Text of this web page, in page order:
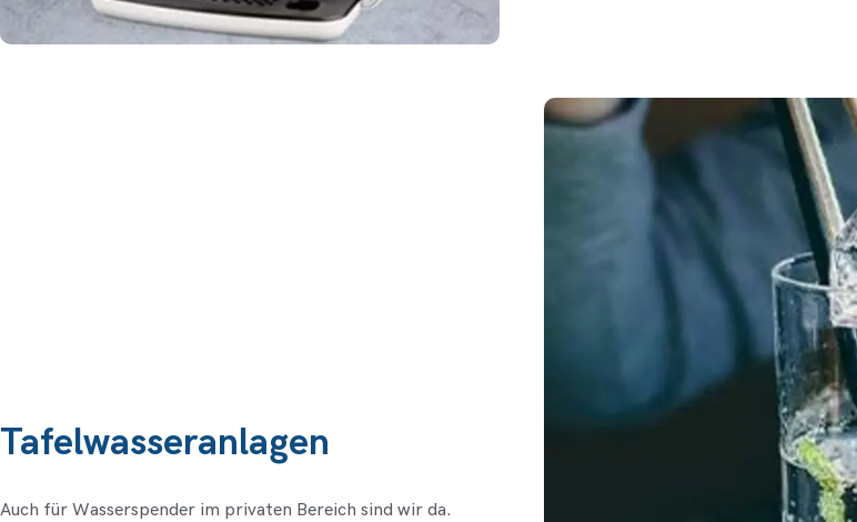
Tafelwasseranlagen
Auch für Wasserspender im privaten Bereich sind wir da.